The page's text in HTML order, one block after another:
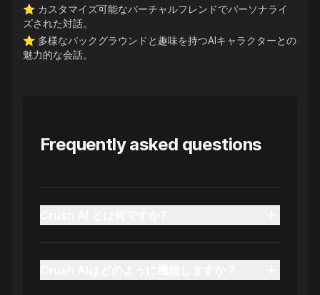
⭐️ カスタマイズ可能なバーチャルフレンドでパーソナライ
ズされた対話。
⭐️ 多様なバックグラウンドと趣味を持つAIキャラクターとの
魅力的な会話。
Frequently asked questions